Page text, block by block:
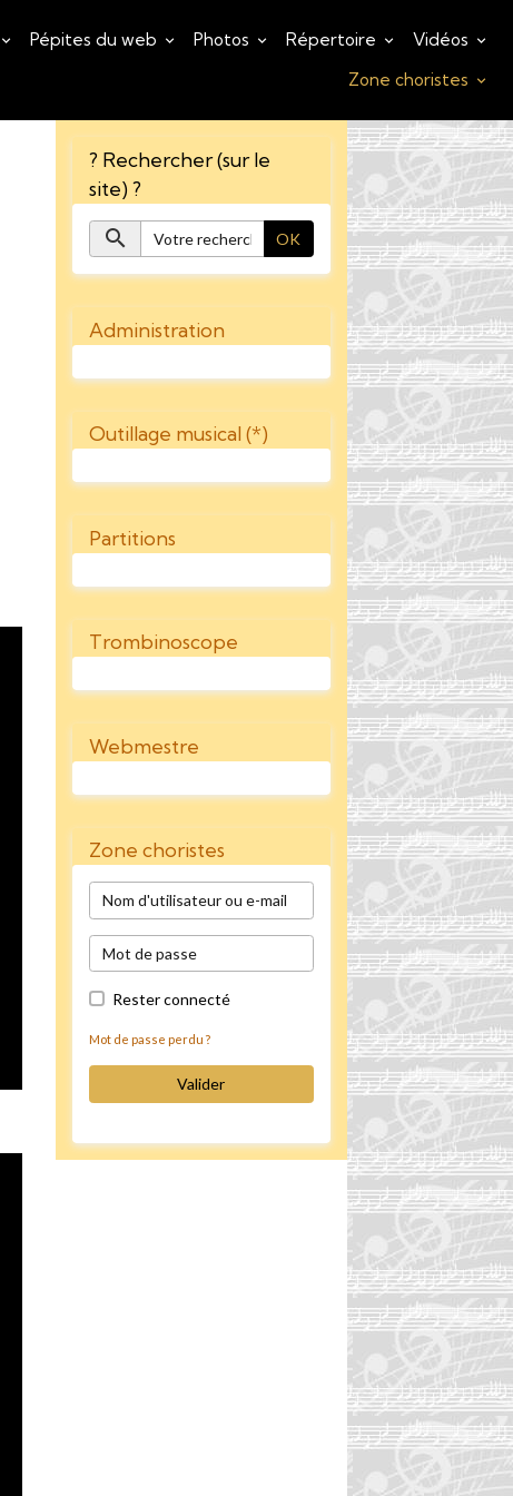
Pépites du web Photos Répertoire
Vidéos
Zone choristes
? Rechercher (sur le
site) ?
OK
Administration
Outillage musical (*)
Partitions
Trombinoscope
Webmestre
Zone choristes
Rester connecté
Mot de passe perdu ?
Valider